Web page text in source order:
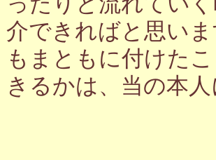
介できればと思い
もまともに付けた
きるかは、当の本